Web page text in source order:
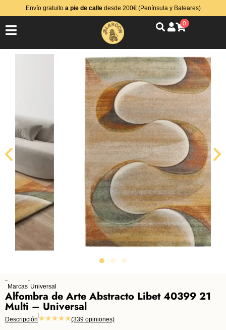
Envío gratuito a pie de calledesde 200€ (Península y Baleares)
0
Marcas Universal
Alfombra de Arte Abstracto Libet 40399 21
Multi – Universal
Descripción ★★★★★(339 opiniones)